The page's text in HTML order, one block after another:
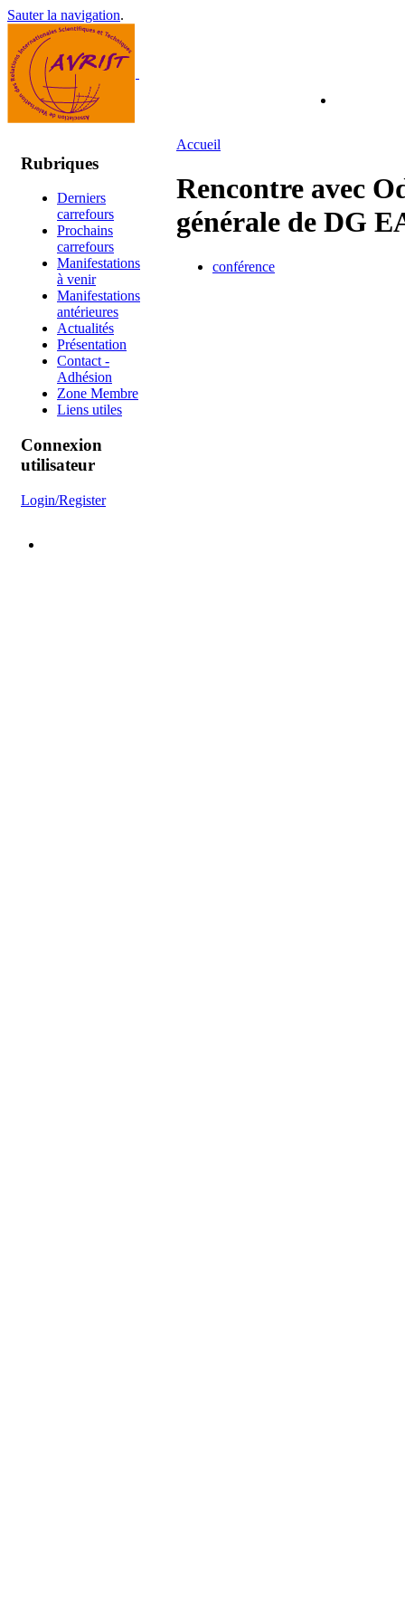
Sauter la navigation.
Rubriques
Derniers
carrefours
Prochains
carrefours
Manifestations
à venir
Manifestations
antérieures
Actualités
Présentation
Contact -
Adhésion
Zone Membre
Liens utiles
Connexion
utilisateur
Login/Register
Accueil
Rencontre avec
générale de DG
conférence